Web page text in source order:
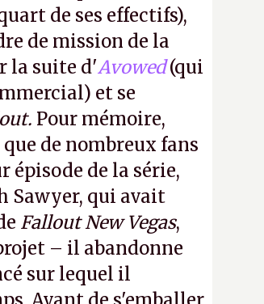
de ses effectifs),
de mission de la
la suite d'Avowed(qui
et se
Pour mémoire,
de nombreux fans
épisode de la série,
Sawyer, qui avait
Fallout New Vegas,
– il abandonne
sur lequel il